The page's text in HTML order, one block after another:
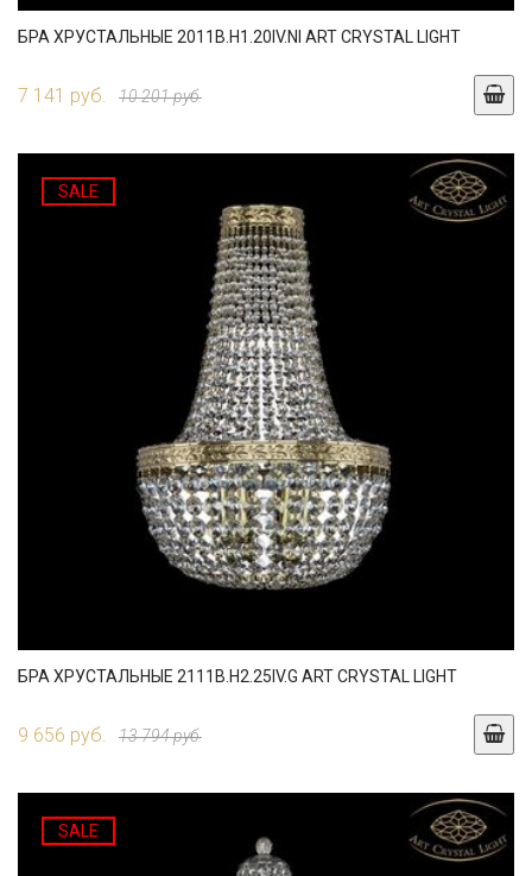
БРА ХРУСТАЛЬНЫЕ 2011B.H1.20IV.NI ART CRYSTAL LIGHT
7 141 руб. 10 201 руб.
SALE
БРА ХРУСТАЛЬНЫЕ 2111B.H2.25IV.G ART CRYSTAL LIGHT
9 656 руб. 13 794 руб.
SALE